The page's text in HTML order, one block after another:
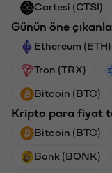
Cartesi (CTSI)
Günün öne
Ethereum (ETH)
Tron (TRX)
Bitcoin (BTC)
Kripto para fiyat
Bitcoin (BTC)
Bonk (BONK)